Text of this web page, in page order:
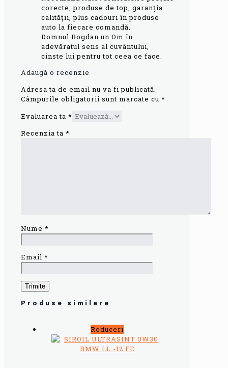
corecte, produse de top, garanția
calității, plus cadouri în produse
auto la fiecare comandă.
Domnul Bogdan un Om în
adevăratul sens al cuvântului,
cinste lui pentru tot ceea ce face.
Adaugă o recenzie
Adresa ta de email nu va fi publicată.
Câmpurile obligatorii sunt marcate cu *
Evaluarea ta *
Recenzia ta *
Nume *
Email *
Produse similare
Reduceri